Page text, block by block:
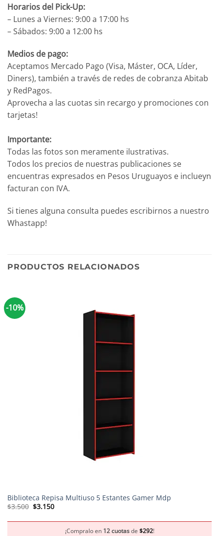
Horarios del Pick-Up:
– Lunes a Viernes: 9:00 a 17:00 hs
– Sábados: 9:00 a 12:00 hs
Medios de pago:
Aceptamos Mercado Pago (Visa, Máster, OCA, Líder,
Diners), también a través de redes de cobranza Abitab
y RedPagos.
Aprovecha a las cuotas sin recargo y promociones con
tarjetas!
Importante:
Todas las fotos son meramente ilustrativas.
Todos los precios de nuestras publicaciones se
encuentras expresados en Pesos Uruguayos e inclueyn
facturan con IVA.
Si tienes alguna consulta puedes escribirnos a nuestro
Whastapp!
PRODUCTOS RELACIONADOS
-10%
Biblioteca Repisa Multiuso 5 Estantes Gamer Mdp
$3.500 El
$3.150El
$3.150.
¡Compralo en 12 cuotasde $292!